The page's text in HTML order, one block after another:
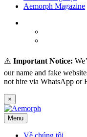
Aemorph Magazine
⚠️ Important Notice:
our name and fake
not hire via WhatsApp or
×
Menu
Về chúng tôi